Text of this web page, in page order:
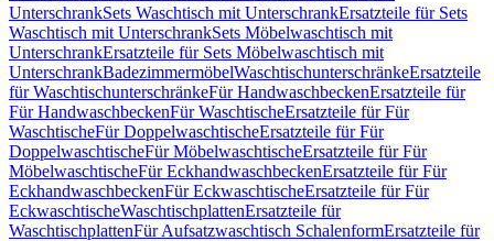
UnterschrankSets Waschtisch mit UnterschrankErsatzteile für Sets
Waschtisch mit UnterschrankSets Möbelwaschtisch mit
UnterschrankErsatzteile für Sets Möbelwaschtisch mit
UnterschrankBadezimmermöbelWaschtischunterschränkeErsatzteile
für WaschtischunterschränkeFür HandwaschbeckenErsatzteile für
Für HandwaschbeckenFür WaschtischeErsatzteile für Für
WaschtischeFür DoppelwaschtischeErsatzteile für Für
DoppelwaschtischeFür MöbelwaschtischeErsatzteile für Für
MöbelwaschtischeFür EckhandwaschbeckenErsatzteile für Für
EckhandwaschbeckenFür EckwaschtischeErsatzteile für Für
EckwaschtischeWaschtischplattenErsatzteile für
WaschtischplattenFür Aufsatzwaschtisch SchalenformErsatzteile für